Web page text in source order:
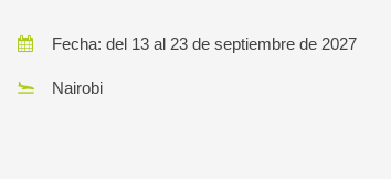
Fecha: del 13 al 23 de septiembre de 2027
Nairobi